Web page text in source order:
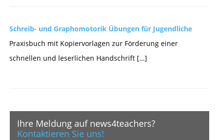
Schreib- und Graphomotorik Übungen für Jugendliche
Praxisbuch mit Kopiervorlagen zur Förderung einer
schnellen und leserlichen Handschrift […]
Ihre Meldung auf news4teachers?
Kontaktieren Sie uns!